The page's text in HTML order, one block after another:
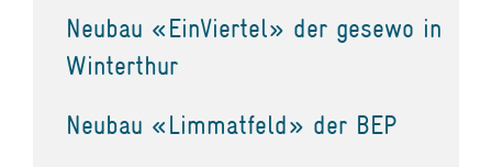
Neubau «EinViertel» der gesewo in
Winterthur
Neubau «Limmatfeld» der BEP